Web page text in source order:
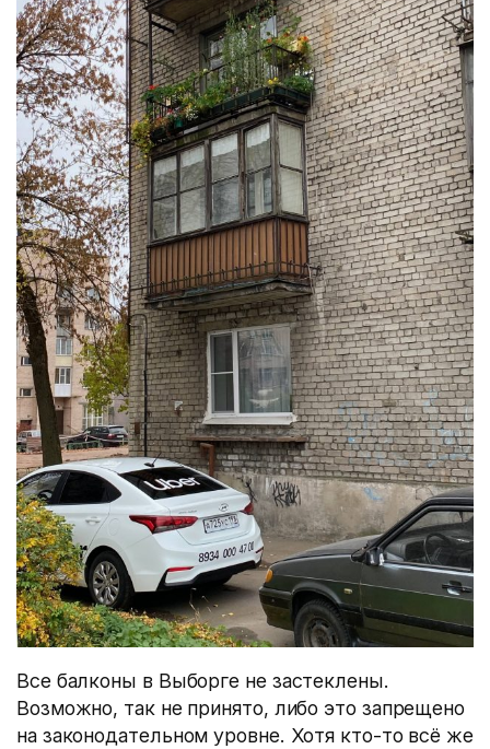
Все балконы в Выборге не застеклены.
Возможно, так не принято, либо это запрещено
на законодательном уровне. Хотя кто-то всё же